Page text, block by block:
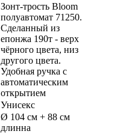
Зонт-трость Bloom
полуавтомат 71250.
Сделанный из
епонжа 190т - верх
чёрного цвета, низ
другого цвета.
Удобная ручка с
автоматическим
открытием
Унисекс
Ø 104 см + 88 см
длинна